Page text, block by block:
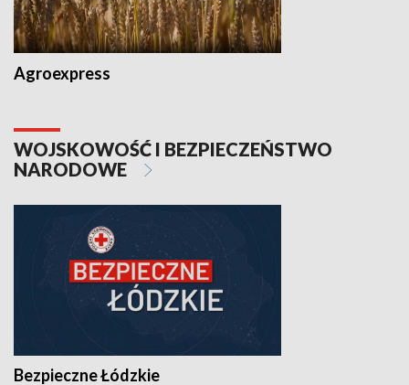
Agroexpress
WOJSKOWOŚĆ I BEZPIECZEŃSTWO
NARODOWE
Bezpieczne Łódzkie